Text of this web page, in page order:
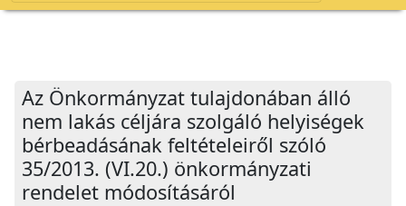
Az Önkormányzat tulajdonában álló
nem lakás céljára szolgáló helyiségek
bérbeadásának feltételeiről szóló
35/2013. (VI.20.) önkormányzati
rendelet módosításáról